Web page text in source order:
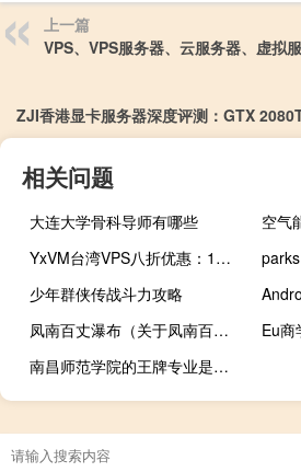
上一篇
VPS、VPS服务器、云服务器、虚拟
ZJI香港显卡服务器深度评测：GTX
相关问题
大连大学骨科导师有哪些
空气
YxVM台湾VPS八折优惠：1核512M/10GB SSD/400GB流量/500Mbps带宽/8美元/月
少年群侠传战斗力攻略
凤南百丈瀑布（关于凤南百丈瀑布的介绍）
南昌师范学院的王牌专业是什么